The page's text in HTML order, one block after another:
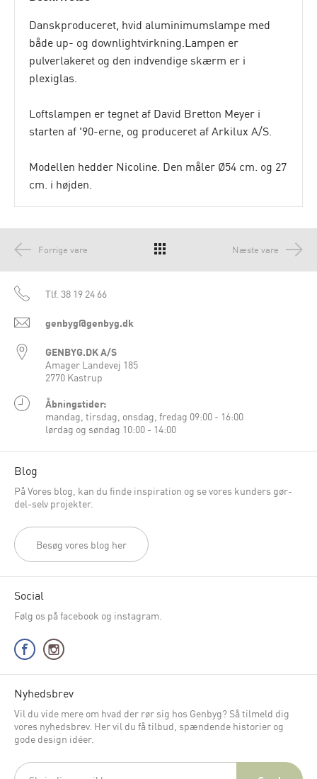
Danskproduceret, hvid aluminimumslampe med
både up- og downlightvirkning.Lampen er
pulverlakeret og den indvendige skærm er i
plexiglas.
Loftslampen er tegnet af David Bretton Meyer i
starten af '90-erne, og produceret af Arkilux A/S.
Modellen hedder Nicoline. Den måler Ø54 cm. og 27
cm. i højden.
Forrige vare Næste vare
Tlf. 38 19 24 66
genbyg@genbyg.dk
GENBYG.DK A/S
Amager Landevej 185
2770 Kastrup
Åbningstider:
mandag, tirsdag, onsdag, fredag 09:00 - 16:00
lørdag og søndag 10:00 - 14:00
Blog
På Vores blog, kan du finde inspiration og se vores kunders gør-
del-selv projekter.
Besøg vores blog her
Social
Følg os på facebook og instagram.
Nyhedsbrev
Vil du vide mere om hvad der rør sig hos Genbyg? Så tilmeld dig
vores nyhedsbrev. Her vil du få tilbud, spændende historier og
gode design idéer.